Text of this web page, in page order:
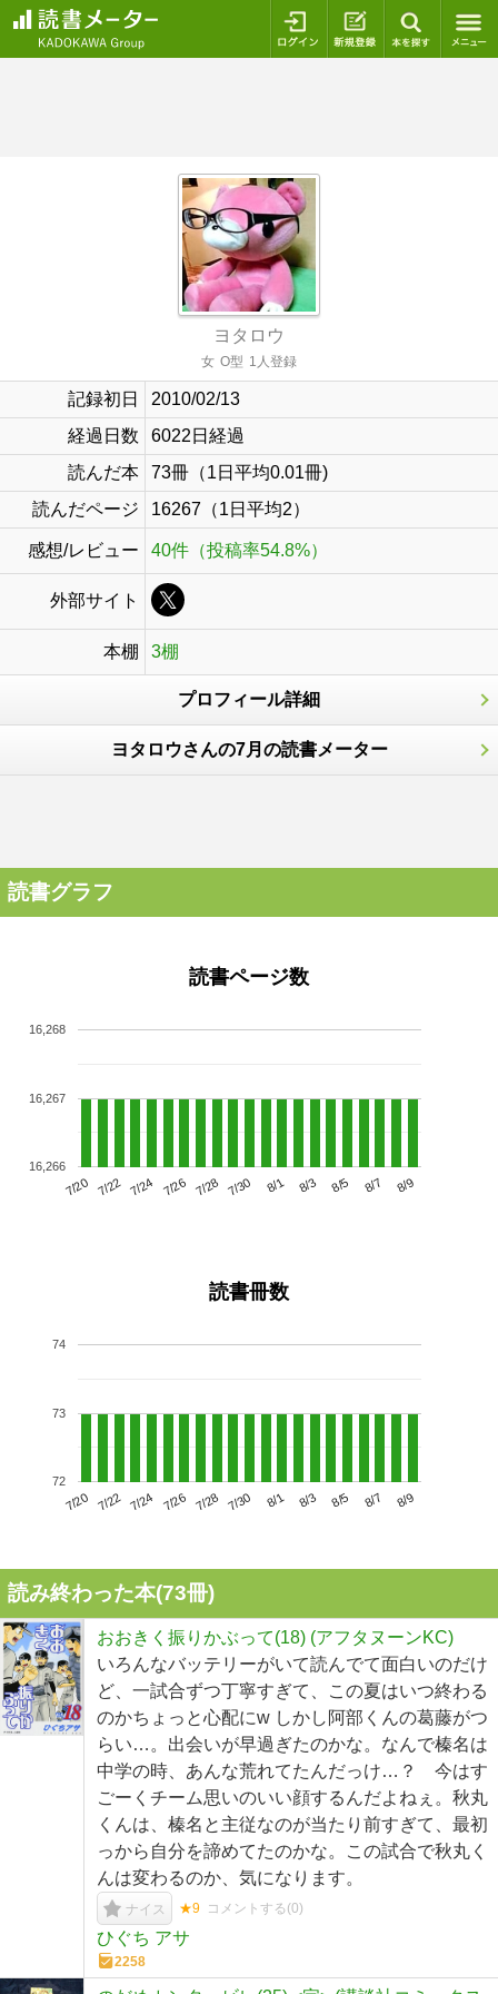
ログイン 新規登録
ヨタロウ
女 O型 1人登録
記録初日
2010/02/13
経過日数
6022日経過
読んだ本
73冊（1日平均0.01冊)
読んだページ
16267（1日平均2）
感想/レビュー 40件（投稿率54.8%）
外部サイト
本棚 3棚
プロフィール詳細
ヨタロウさんの7月の読書メーター
読書グラフ
読書ページ数
7/20 7/22 7/24 7/26 7/28 7/30 8/1 8/3 8/5 8/7 8/9
16,266
16,267
16,268
読書冊数
7/20 7/22 7/24 7/26 7/28 7/30 8/1 8/3 8/5 8/7 8/9
72
73
74
読み終わった本(73冊)
おおきく振りかぶって(18) (アフタヌーンKC)
いろんなバッテリーがいて読んでて面白いのだけ
ど、一試合ずつ丁寧すぎて、この夏はいつ終わる
のかちょっと心配にw しかし阿部くんの葛藤がつ
らい…。出会いが早過ぎたのかな。なんで榛名は
中学の時、あんな荒れてたんだっけ…？ 今はす
ごーくチーム思いのいい顔するんだよねぇ。秋丸
くんは、榛名と主従なのが当たり前すぎて、最初
っから自分を諦めてたのかな。この試合で秋丸く
んは変わるのか、気になります。
ナイス ★9 コメントする(0)
ひぐち アサ
2258